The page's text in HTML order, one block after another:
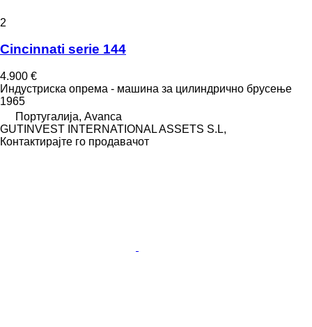
2
Cincinnati serie 144
4.900 €
Индустриска опрема - машина за цилиндрично брусење
1965
Португалија, Avanca
GUTINVEST INTERNATIONAL ASSETS S.L,
Контактирајте го продавачот